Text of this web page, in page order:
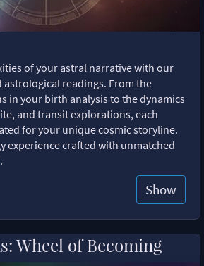
of your astral narrative with our
readings. From the
in your birth analysis to the dynamics
and transit explorations, each
for your unique cosmic storyline.
experience crafted with unmatched
Show
Wheel of Becoming